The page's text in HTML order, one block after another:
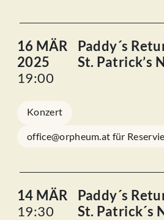
16 MÄR
2025
19:00
Paddy´s
St. Patrick’s
Konzert
office@orpheum.at für
14 MÄR
19:30
Paddy´s
St. Patrick´s